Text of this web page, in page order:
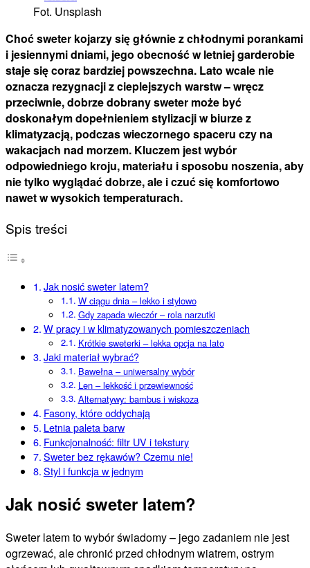
Fot. Unsplash
Choć sweter kojarzy się głównie z chłodnymi porankami
i jesiennymi dniami, jego obecność w letniej garderobie
staje się coraz bardziej powszechna. Lato wcale nie
oznacza rezygnacji z cieplejszych warstw – wręcz
przeciwnie, dobrze dobrany sweter może być
doskonałym dopełnieniem stylizacji w biurze z
klimatyzacją, podczas wieczornego spaceru czy na
wakacjach nad morzem. Kluczem jest wybór
odpowiedniego kroju, materiału i sposobu noszenia, aby
nie tylko wyglądać dobrze, ale i czuć się komfortowo
nawet w wysokich temperaturach.
Spis treści
Jak nosić sweter latem?
W ciągu dnia – lekko i stylowo
Gdy zapada wieczór – rola narzutki
W pracy i w klimatyzowanych pomieszczeniach
Krótkie sweterki – lekka opcja na lato
Jaki materiał wybrać?
Bawełna – uniwersalny wybór
Len – lekkość i przewiewność
Alternatywy: bambus i wiskoza
Fasony, które oddychają
Letnia paleta barw
Funkcjonalność: filtr UV i tekstury
Sweter bez rękawów? Czemu nie!
Styl i funkcja w jednym
Jak nosić sweter latem?
Sweter latem to wybór świadomy – jego zadaniem nie jest
ogrzewać, ale chronić przed chłodnym wiatrem, ostrym